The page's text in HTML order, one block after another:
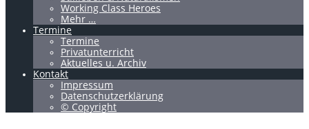
Working Class Heroes
Mehr …
Termine
Termine
Privatunterricht
Aktuelles u. Archiv
Kontakt
Impressum
Datenschutzerklärung
© Copyright